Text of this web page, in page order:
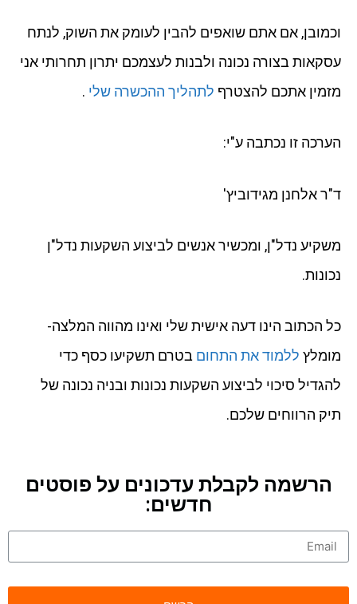
וכמובן, אם אתם שואפים להבין לעומק את השוק, לנתח
עסקאות בצורה נכונה ולבנות לעצמכם יתרון תחרותי אני
מזמין אתכם להצטרף לתהליך ההכשרה שלי .
הערכה זו נכתבה ע"י:
ד"ר אלחנן מגידוביץ'
משקיע נדל"ן, ומכשיר אנשים לביצוע השקעות נדל"ן
נכונות.
כל הכתוב הינו דעה אישית שלי ואינו מהווה המלצה-
מומלץ ללמוד את התחום בטרם תשקיעו כסף כדי
להגדיל סיכוי לביצוע השקעות נכונות ובניה נכונה של
תיק הרווחים שלכם.
הרשמה לקבלת עדכונים על פוסטים
חדשים: